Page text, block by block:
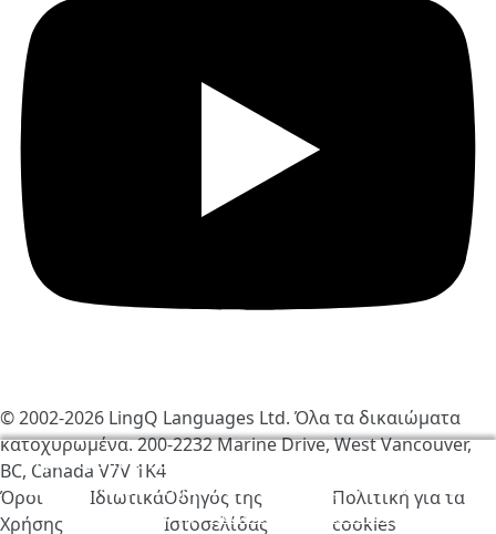
Χρησιμοποιούμε cookies για να βελτιώσουμε τη
λειτουργία του LingQ. Επισκέπτοντας τον ιστότοπο,
συμφωνείς στηνπολιτική για τα cookies
© 2002-2026 LingQ Languages Ltd. Όλα τα δικαιώματα
κατοχυρωμένα. 200-2232 Marine Drive, West Vancouver,
BC, Canada V7V 1K4
Όροι
Χρήσης
ΙδιωτικάΟδηγός της
Ιστοσελίδας
Πολιτική για τα
cookies